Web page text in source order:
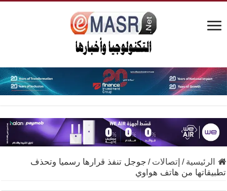
الرئيسية / إتصالات / جوجل تنفذ قرارها رسميا وتحذف
تطبيقاتها من هاتف هواوي